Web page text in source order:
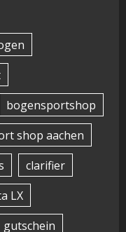
bogensportshop
shop aachen
clarifier
LX
gutschein